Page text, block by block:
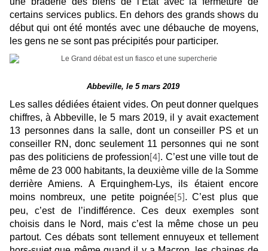
certains services publics. En dehors des grands shows du
début qui ont été montés avec une débauche de moyens,
les gens ne se sont pas précipités pour participer.
Abbeville, le 5 mars 2019
Les salles dédiées étaient vides. On peut donner quelques
chiffres, à Abbeville, le 5 mars 2019, il y avait exactement
13 personnes dans la salle, dont un conseiller PS et un
conseiller RN, donc seulement 11 personnes qui ne sont
pas des politiciens de profession [4] . C’est une ville tout de
même de 23 000 habitants, la deuxième ville de la Somme
derrière Amiens. A Erquinghem-Lys, ils étaient encore
moins nombreux, une petite poignée [5] . C’est plus que
peu, c’est de l’indifférence. Ces deux exemples sont
choisis dans le Nord, mais c’est la même chose un peu
partout. Ces débats sont tellement ennuyeux et tellement